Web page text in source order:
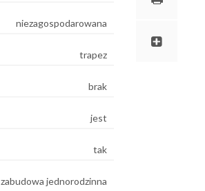
niezagospodarowana
trapez
brak
jest
tak
zabudowa jednorodzinna